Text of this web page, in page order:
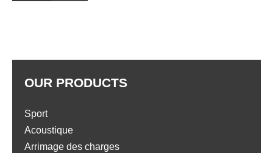
OUR PRODUCTS
Sport
Acoustique
Arrimage des charges